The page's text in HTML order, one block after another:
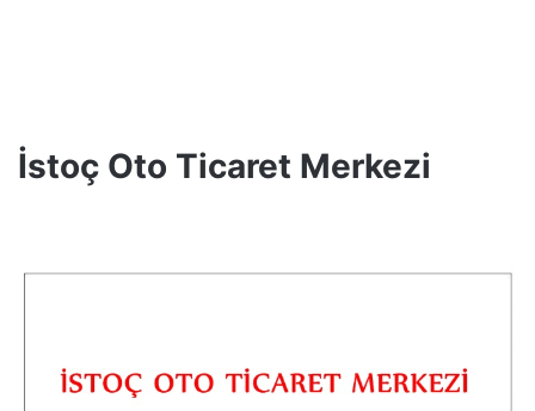
İstoç Oto Ticaret Merkezi